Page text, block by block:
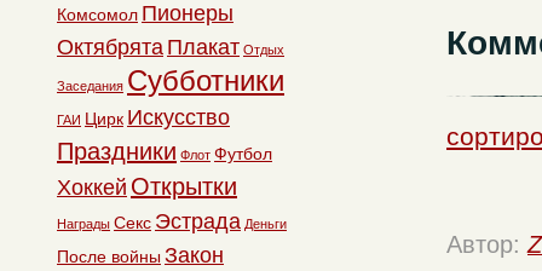
Автор:
Комсомол Пионеры
Октябрята Плакат Отдых
Заседания Субботники
ГАИ Цирк Искусство
Праздники Флот Футбол
Хоккей Открытки
Награды Секс Эстрада Деньги
После войны Закон